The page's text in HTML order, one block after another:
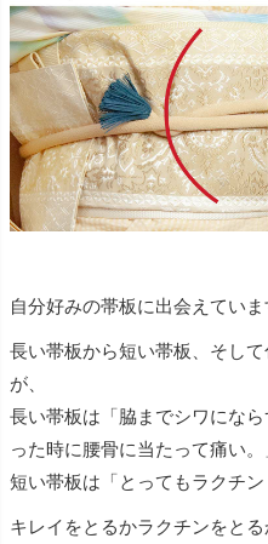
自分好みの帯板に出会えていま
長い帯板から短い帯板、そし
が、
長い帯板は「脇までシワにな
った時に腰骨に当たって痛い。
短い帯板は「とってもラクチン
キレイをとるかラクチンをと